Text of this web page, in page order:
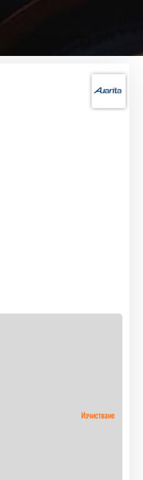
Изчистване